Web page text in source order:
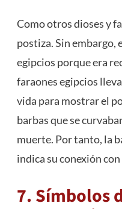
Como otros dioses y
postiza. Sin embargo,
egipcios porque era
faraones egipcios
vida para mostrar el
barbas que se
muerte. Por tanto, la
indica su conexión
7. Símbolos